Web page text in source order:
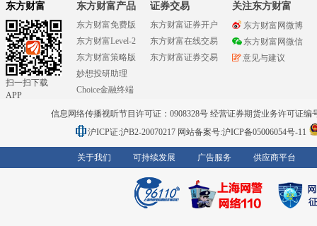
东方财富
扫一扫下载
APP
东方财富产品
东方财富免费版
东方财富Level-2
东方财富策略版
妙想投研助理
Choice金融终端
证券交易
东方财富证券开户
东方财富在线交易
东方财富证券交易
关注东方财富
东方财富网微博
东方财富网微信
意见与建议
信息网络传播视听节目许可证：0908328号 经营证券期货业务许可证编
沪ICP证:沪B2-20070217 网站备案号:沪ICP备05006054号-11
关于我们 可持续发展 广告服务 供应商平台